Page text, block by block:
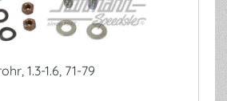
1.3-1.6, 71-79